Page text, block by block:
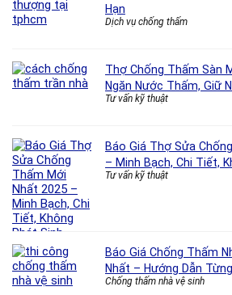
Hạn
Dịch vụ chống thấm
Thợ Chống Thấm Sàn
Ngăn Nước Thấm, Giữ
Tư vấn kỹ thuật
Báo Giá Thợ Sửa
– Minh Bạch, Chi Tiết,
Tư vấn kỹ thuật
Báo Giá Chống Thấm
Nhất – Hướng Dẫn
Chống thấm nhà vệ sinh